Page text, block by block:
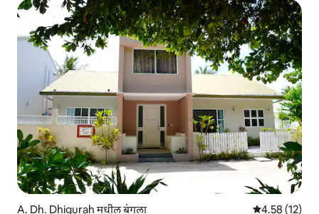
A. Dh. Dhigurah मधील बंगला 5 पैकी 4.58
4.58 (12)